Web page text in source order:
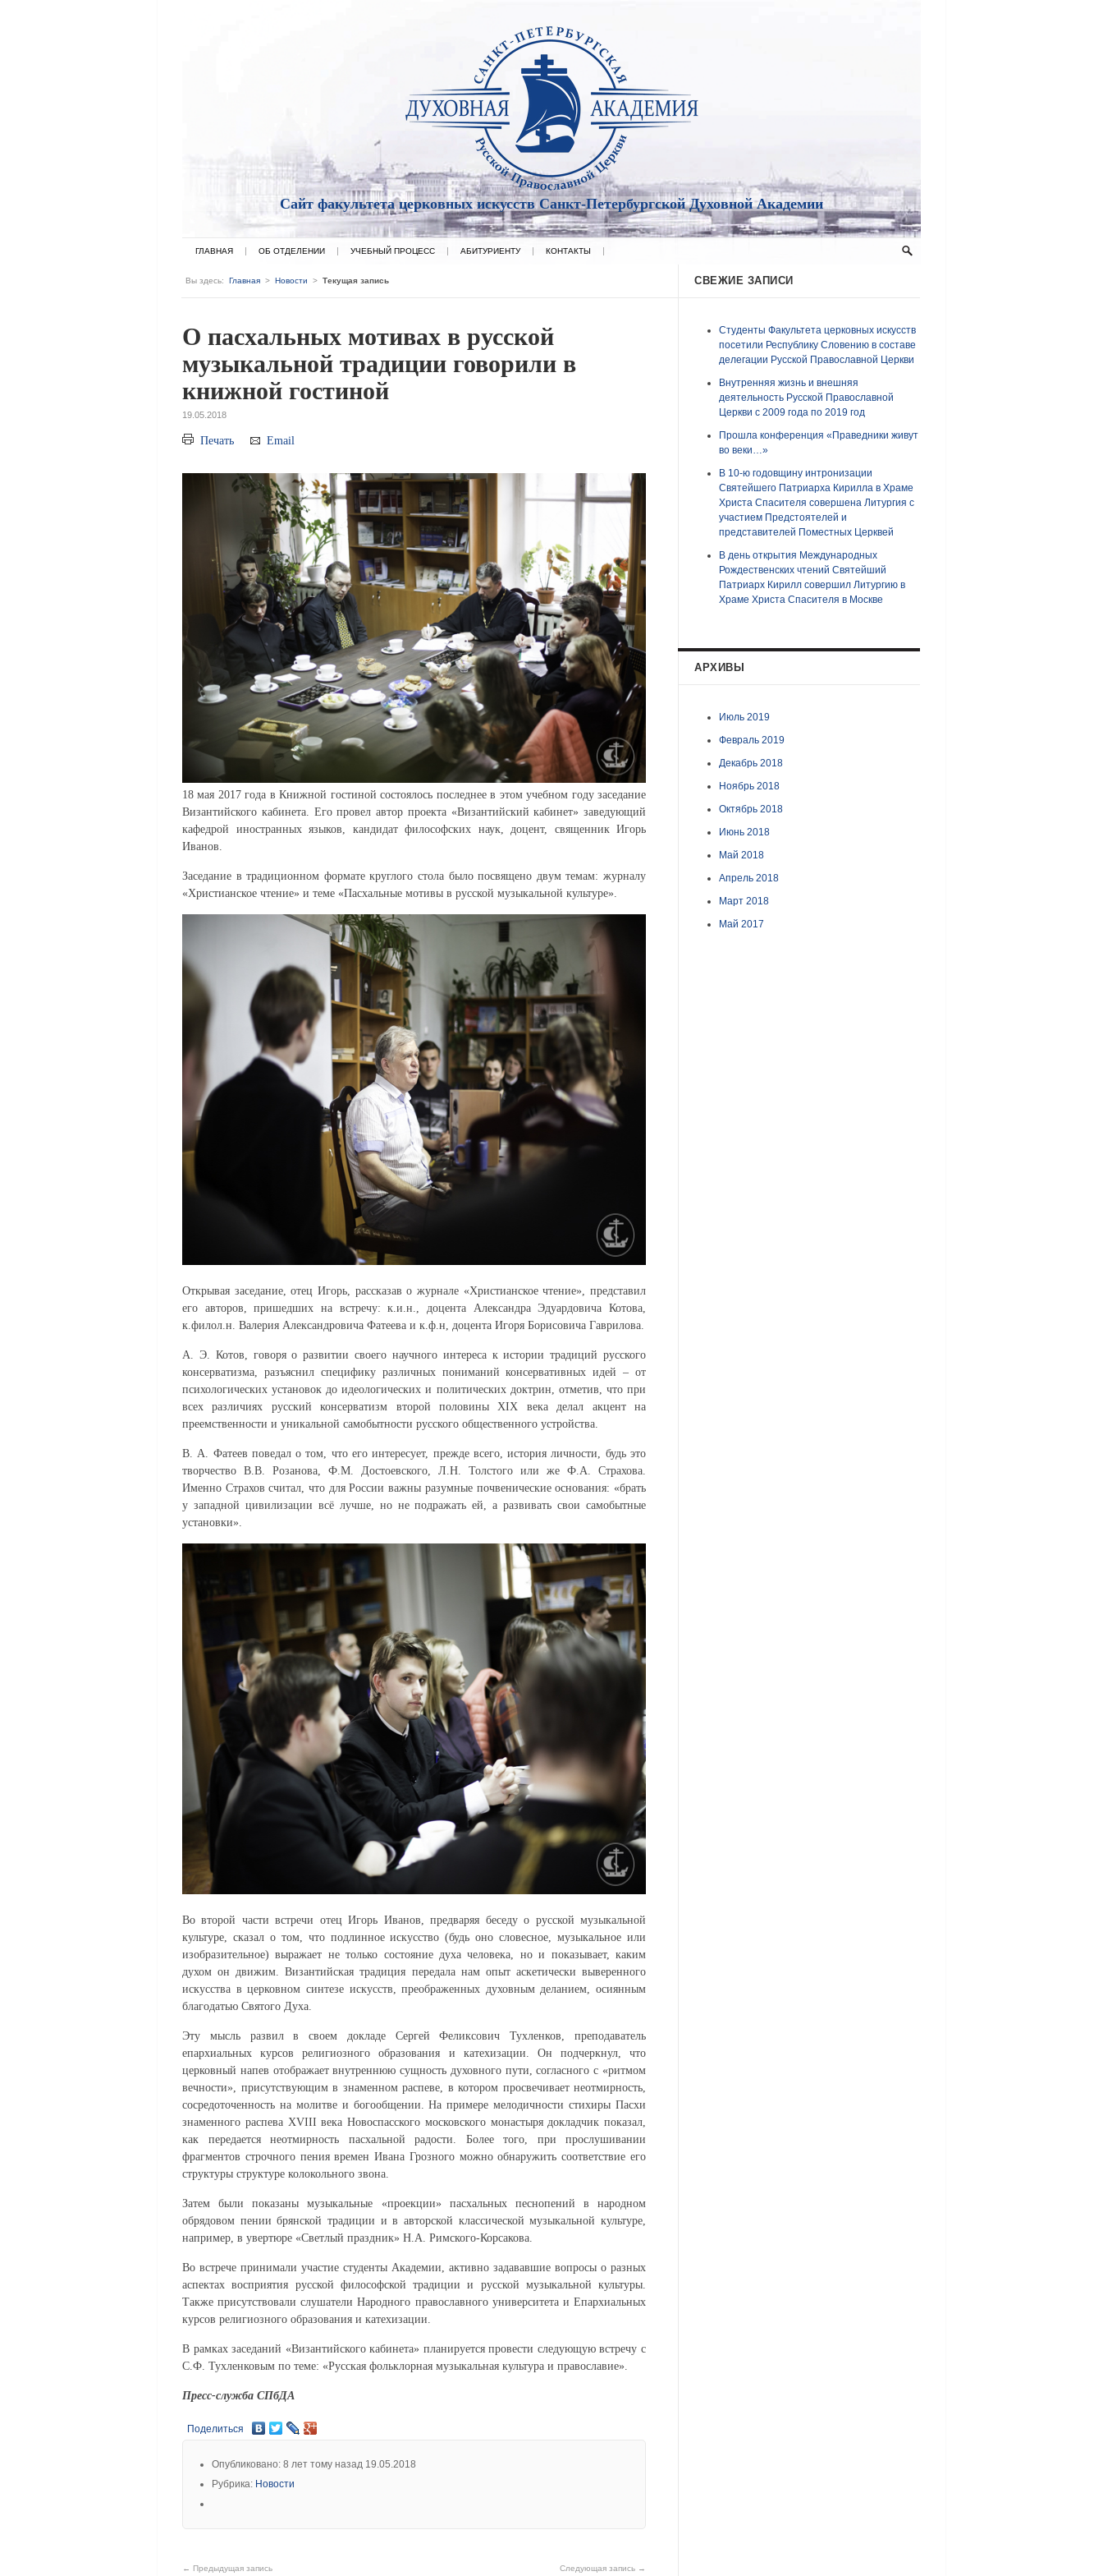
Сайт факультета церковных искусств Санкт-Петербургской Духовной Академии
ГЛАВНАЯ ОБ ОТДЕЛЕНИИ УЧЕБНЫЙ ПРОЦЕСС АБИТУРИЕНТУ КОНТАКТЫ
Вы здесь: Главная > Новости > Текущая запись
О пасхальных мотивах в русской
музыкальной традиции говорили в
книжной гостиной
19.05.2018
Печать Email
18 мая 2017 года в Книжной гостиной состоялось последнее в этом учебном году заседание
Византийского кабинета. Его провел автор проекта «Византийский кабинет» заведующий
кафедрой иностранных языков, кандидат философских наук, доцент, священник Игорь
Иванов.
Заседание в традиционном формате круглого стола было посвящено двум темам: журналу
«Христианское чтение» и теме «Пасхальные мотивы в русской музыкальной культуре».
Открывая заседание, отец Игорь, рассказав о журнале «Христианское чтение», представил
его авторов, пришедших на встречу: к.и.н., доцента Александра Эдуардовича Котова,
к.филол.н. Валерия Александровича Фатеева и к.ф.н, доцента Игоря Борисовича Гаврилова.
А. Э. Котов, говоря о развитии своего научного интереса к истории традиций русского
консерватизма, разъяснил специфику различных пониманий консервативных идей – от
психологических установок до идеологических и политических доктрин, отметив, что при
всех различиях русский консерватизм второй половины XIX века делал акцент на
преемственности и уникальной самобытности русского общественного устройства.
В. А. Фатеев поведал о том, что его интересует, прежде всего, история личности, будь это
творчество В.В. Розанова, Ф.М. Достоевского, Л.Н. Толстого или же Ф.А. Страхова.
Именно Страхов считал, что для России важны разумные почвенические основания: «брать
у западной цивилизации всё лучше, но не подражать ей, а развивать свои самобытные
установки».
Во второй части встречи отец Игорь Иванов, предваряя беседу о русской музыкальной
культуре, сказал о том, что подлинное искусство (будь оно словесное, музыкальное или
изобразительное) выражает не только состояние духа человека, но и показывает, каким
духом он движим. Византийская традиция передала нам опыт аскетически выверенного
искусства в церковном синтезе искусств, преображенных духовным деланием, осиянным
благодатью Святого Духа.
Эту мысль развил в своем докладе Сергей Феликсович Тухленков, преподаватель
епархиальных курсов религиозного образования и катехизации. Он подчеркнул, что
церковный напев отображает внутреннюю сущность духовного пути, согласного с «ритмом
вечности», присутствующим в знаменном распеве, в котором просвечивает неотмирность,
сосредоточенность на молитве и богообщении. На примере мелодичности стихиры Пасхи
знаменного распева XVIII века Новоспасского московского монастыря докладчик показал,
как передается неотмирность пасхальной радости. Более того, при прослушивании
фрагментов строчного пения времен Ивана Грозного можно обнаружить соответствие его
структуры структуре колокольного звона.
Затем были показаны музыкальные «проекции» пасхальных песнопений в народном
обрядовом пении брянской традиции и в авторской классической музыкальной культуре,
например, в увертюре «Светлый праздник» Н.А. Римского-Корсакова.
Во встрече принимали участие студенты Академии, активно задававшие вопросы о разных
аспектах восприятия русской философской традиции и русской музыкальной культуры.
Также присутствовали слушатели Народного православного университета и Епархиальных
курсов религиозного образования и катехизации.
В рамках заседаний «Византийского кабинета» планируется провести следующую встречу с
С.Ф. Тухленковым по теме: «Русская фольклорная музыкальная культура и православие».
Пресс-служба СПбДА
Поделиться
Опубликовано: 8 лет тому назад 19.05.2018
Рубрика: Новости
Следующая запись →
← Предыдущая запись
СВЕЖИЕ ЗАПИСИ
Студенты Факультета церковных искусств
посетили Республику Словению в составе
делегации Русской Православной Церкви
Внутренняя жизнь и внешняя
деятельность Русской Православной
Церкви с 2009 года по 2019 год
Прошла конференция «Праведники живут
во веки…»
В 10-ю годовщину интронизации
Святейшего Патриарха Кирилла в Храме
Христа Спасителя совершена Литургия с
участием Предстоятелей и
представителей Поместных Церквей
В день открытия Международных
Рождественских чтений Святейший
Патриарх Кирилл совершил Литургию в
Храме Христа Спасителя в Москве
АРХИВЫ
Июль 2019
Февраль 2019
Декабрь 2018
Ноябрь 2018
Октябрь 2018
Июнь 2018
Май 2018
Апрель 2018
Март 2018
Май 2017